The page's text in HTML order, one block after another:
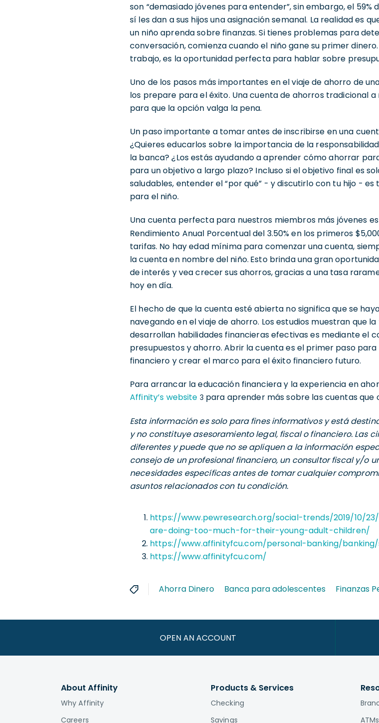
son “demasiado jóvenes para entender”, sin embargo, el
sí les dan a sus hijos una asignación semanal. La realidad es
un niño aprenda sobre finanzas. Si tienes problemas para
conversación, comienza cuando el niño gane su primer
trabajo, es la oportunidad perfecta para hablar sobre
Uno de los pasos más importantes en el viaje de ahorro de
los prepare para el éxito. Una cuenta de ahorros tradicional
para que la opción valga la pena.
Un paso importante a tomar antes de inscribirse en una
¿Quieres educarlos sobre la importancia de la
la banca? ¿Los estás ayudando a aprender cómo ahorrar
para un objetivo a largo plazo? Incluso si el objetivo final es
saludables, entender el “por qué” - y discutirlo con tu hijo -
para el niño.
Una cuenta perfecta para nuestros miembros más jóvenes
Rendimiento Anual Porcentual del 3.50% en los primeros
tarifas. No hay edad mínima para comenzar una cuenta,
la cuenta en nombre del niño. Esto brinda una gran
de interés y vea crecer sus ahorros, gracias a una tasa
hoy en día.
El hecho de que la cuenta esté abierta no significa que se
navegando en el viaje de ahorro. Los estudios muestran que
desarrollan habilidades financieras efectivas es mediante el
presupuestos y ahorro. Abrir la cuenta es el primer paso
financiero y crear el marco para el éxito financiero futuro.
Para arrancar la educación financiera y la experiencia en
Affinity’s website 3 para aprender más sobre las cuentas que
Esta información es solo para fines informativos y está
y no constituye asesoramiento legal, fiscal o financiero. Las
diferentes y puede que no se apliquen a la información
consejo de un profesional financiero, un consultor fiscal y/o
necesidades específicas antes de tomar cualquier
asuntos relacionados con tu condición.
https://www.pewresearch.org/social-trends/2019/10/
are-doing-too-much-for-their-young-adult-children/
https://www.affinityfcu.com/personal-banking/
https://www.affinityfcu.com/
Ahorra Dinero Banca para adolescentes Finanzas
OPEN AN ACCOUNT
About Affinity
Why Affinity
Careers
Products & Services
Checking
Savings
ATMs